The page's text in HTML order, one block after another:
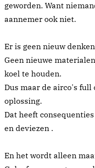
geworden. Want
aannemer ook niet.
Er is geen nieuw
Geen nieuwe
koel te houden.
Dus maar de airco's full
oplossing.
Dat heeft
en deviezen .
En het wordt alleen